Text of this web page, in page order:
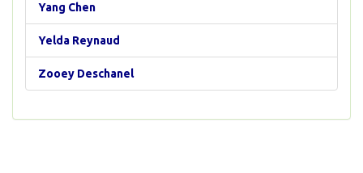
Yang Chen
Yelda Reynaud
Zooey Deschanel